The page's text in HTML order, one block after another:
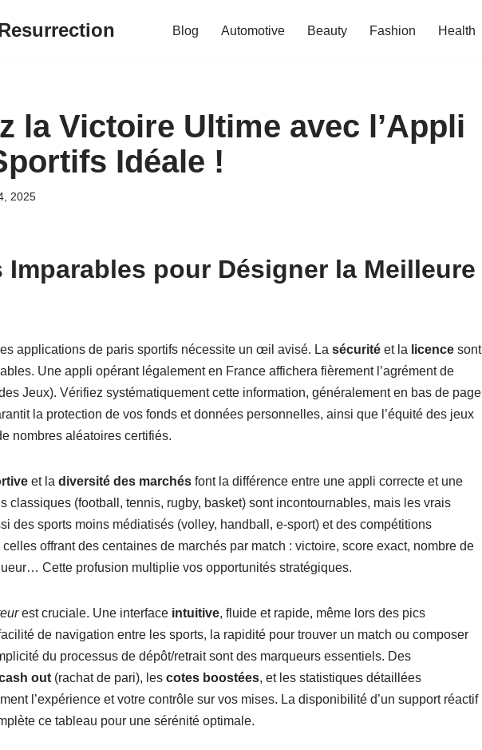
Blog Automotive Beauty Fashion Health
la Victoire Ultime avec l’Appli
Idéale !
2025
Imparables pour Désigner la Meilleure
applications de paris sportifs nécessite un œil avisé. La sécuritéet la licencesont
Une appli opérant légalement en France affichera fièrement l’agrément de
Jeux). Vérifiez systématiquement cette information, généralement en bas de page
la protection de vos fonds et données personnelles, ainsi que l’équité des jeux
nombres aléatoires certifiés.
et la diversité des marchésfont la différence entre une appli correcte et une
classiques (football, tennis, rugby, basket) sont incontournables, mais les vrais
des sports moins médiatisés (volley, handball, e-sport) et des compétitions
offrant des centaines de marchés par match : victoire, score exact, nombre de
Cette profusion multiplie vos opportunités stratégiques.
est cruciale. Une interface intuitive, fluide et rapide, même lors des pics
de navigation entre les sports, la rapidité pour trouver un match ou composer
du processus de dépôt/retrait sont des marqueurs essentiels. Des
out(rachat de pari), les cotes boostées, et les statistiques détaillées
l’expérience et votre contrôle sur vos mises. La disponibilité d’un support réactif
ce tableau pour une sérénité optimale.